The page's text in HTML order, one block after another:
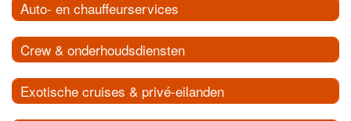
Auto- en chauffeurservices
Crew & onderhoudsdiensten
Exotische cruises & privé-eilanden